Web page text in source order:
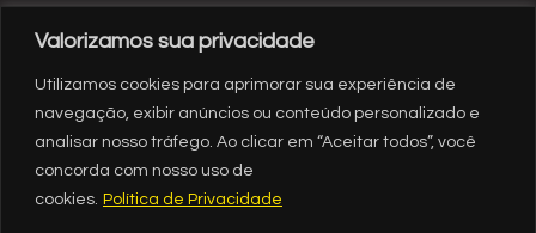
Valorizamos sua privacidade
Utilizamos cookies para aprimorar sua experiência de
navegação, exibir anúncios ou conteúdo personalizado e
analisar nosso tráfego. Ao clicar em “Aceitar todos”, você
concorda com nosso uso de
cookies. Política de Privacidade
61 3329.8200
RIO DE JANEIRO
Rua México, nº 3
21 3554.1720